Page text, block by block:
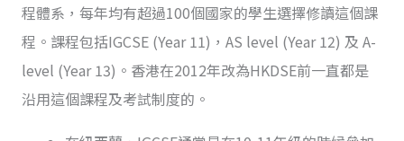
程體系，每年均有超過100個國家的學生選擇修讀這個課
程。課程包括IGCSE (Year 11)，AS level (Year 12) 及 A-
level (Year 13)。香港在2012年改為HKDSE前一直都是
沿用這個課程及考試制度的。